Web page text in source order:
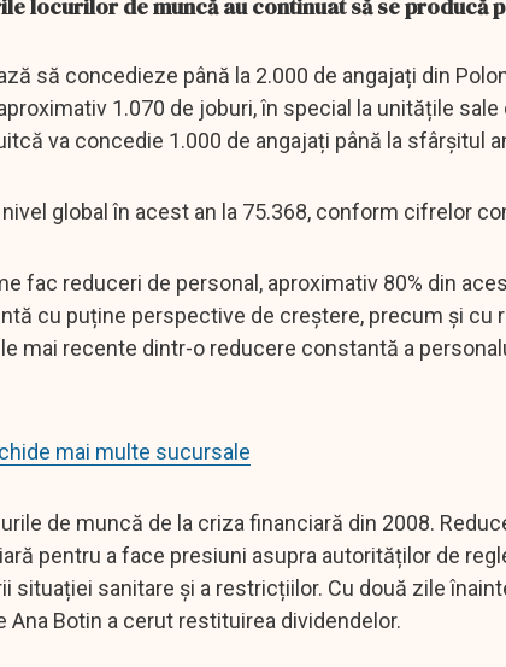
locurilor de muncă au continuat să se producă
să concedieze până la 2.000 de angajați din
1.070 de joburi, în special la unitățile
va concedie 1.000 de angajați până la sfârșitul
global în acest an la 75.368, conform cifrelor
fac reduceri de personal, aproximativ 80% din
cu puține perspective de creștere, precum și cu
mai recente dintr-o reducere constantă a
mai multe sucursale
de muncă de la criza financiară din 2008.
pentru a face presiuni asupra autorităților de
situației sanitare și a restricțiilor. Cu două zile
Botin a cerut restituirea dividendelor.